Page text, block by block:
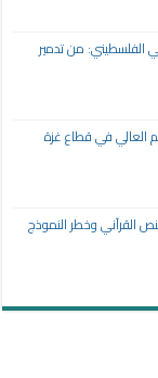
الفلسطيني: من تدمير
العالي في قطاع غزة
القرآني وخطر النموذج